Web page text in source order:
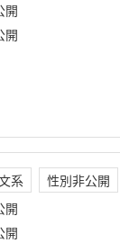
開
開
系
性別非公開
開
開